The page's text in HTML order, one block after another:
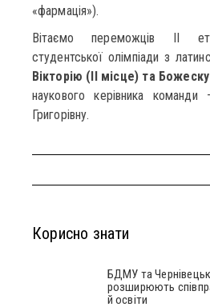
«фармація»).
Вітаємо переможців ІІ
студентської олімпіади з
Вікторію (ІІ місце) та
наукового керівника
Григорівну.
Корисно знати
БДМУ та
розширюють
й освіти